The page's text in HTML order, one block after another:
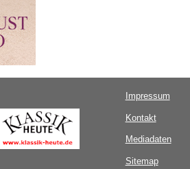
Impressum
Kontakt
Mediadaten
Sitemap